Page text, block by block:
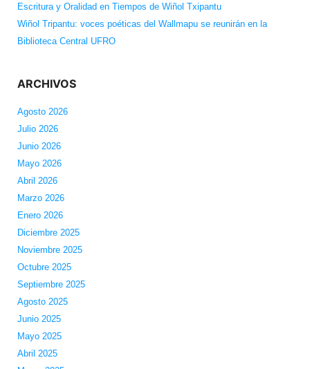
Escritura y Oralidad en Tiempos de Wiñol Txipantu
Wiñol Tripantu: voces poéticas del Wallmapu se reunirán en la
Biblioteca Central UFRO
ARCHIVOS
Agosto 2026
Julio 2026
Junio 2026
Mayo 2026
Abril 2026
Marzo 2026
Enero 2026
Diciembre 2025
Noviembre 2025
Octubre 2025
Septiembre 2025
Agosto 2025
Junio 2025
Mayo 2025
Abril 2025